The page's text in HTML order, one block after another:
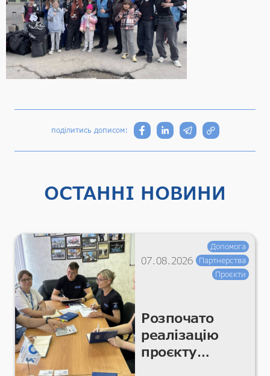
поділитись дописом:
ОСТАННІ НОВИНИ
07.08.2026
Допомога
Партнерства
Проєкти
Розпочато
реалізацію
проєкту